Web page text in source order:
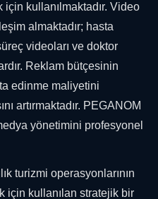
kullanılmaktadır. Video
almaktadır; hasta
videoları ve doktor
Reklam bütçesinin
edinme maliyetini
artırmaktadır. PEGANOM
yönetimini profesyonel
turizmi operasyonlarının
için kullanılan stratejik bir